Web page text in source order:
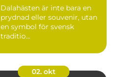
Dalahästen är inte bara en
prydnad eller souvenir, utan
en symbol för svensk
traditio...
02. okt